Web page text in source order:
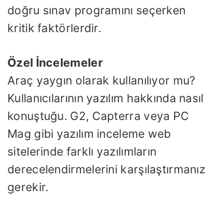
doğru sınav programını seçerken
kritik faktörlerdir.
Özel İncelemeler
Araç yaygın olarak kullanılıyor mu?
Kullanıcılarının yazılım hakkında nasıl
konuştuğu. G2, Capterra veya PC
Mag gibi yazılım inceleme web
sitelerinde farklı yazılımların
derecelendirmelerini karşılaştırmanız
gerekir.